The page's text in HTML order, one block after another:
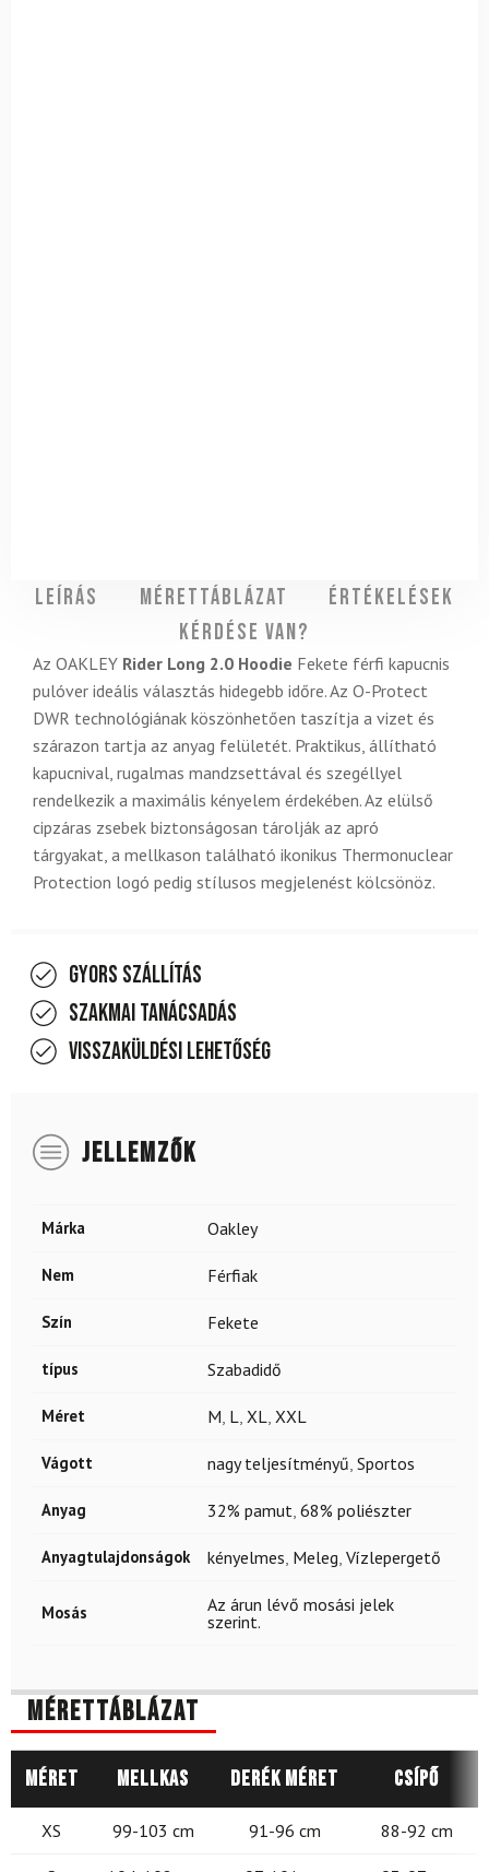
Leírás Mérettáblázat
Értékelések
Kérdése van?
Az OAKLEY Rider Long 2.0 Hoodie Fekete férfi kapucnis
pulóver ideális választás hidegebb időre. Az O-Protect
DWR technológiának köszönhetően taszítja a vizet és
szárazon tartja az anyag felületét. Praktikus, állítható
kapucnival, rugalmas mandzsettával és szegéllyel
rendelkezik a maximális kényelem érdekében. Az elülső
cipzáras zsebek biztonságosan tárolják az apró
tárgyakat, a mellkason található ikonikus Thermonuclear
Protection logó pedig stílusos megjelenést kölcsönöz.
Gyors szállítás
Szakmai tanácsadás
Visszaküldési lehetőség
JELLEMZŐK
Márka Oakley
Nem Férfiak
Szín Fekete
típus Szabadidő
Méret M L XL XXL
Vágott nagy teljesítményű Sportos
Anyag 32% pamut 68% poliészter
Anyagtulajdonságok kényelmes Meleg Vízlepergető
Mosás
Az árun lévő mosási jelek
szerint.
Mérettáblázat
Méret Mellkas Derék méret Csípő
XS 99-103 cm 91-96 cm 88-92 cm